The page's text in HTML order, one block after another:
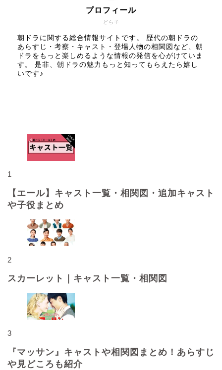
どら子
プロフィール
朝ドラに関する総合情報サイトです。 歴代の朝ドラの
あらすじ・考察・キャスト・登場人物の相関図など、朝
ドラをもっと楽しめるような情報の発信を心がけていま
す。 是非、朝ドラの魅力もっと知ってもらえたら嬉し
いです♪
1
【エール】キャスト一覧・相関図・追加キャスト
や子役まとめ
2
スカーレット｜キャスト一覧・相関図
3
『マッサン』キャストや相関図まとめ！あらすじ
や見どころも紹介